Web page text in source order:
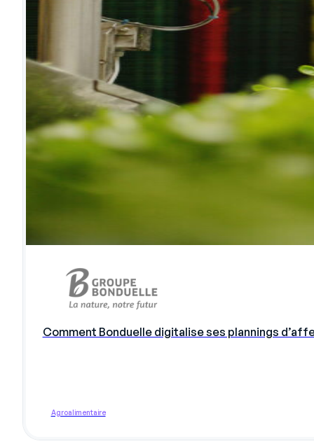
Comment Bonduelle digitalise ses plannings
Agroalimentaire